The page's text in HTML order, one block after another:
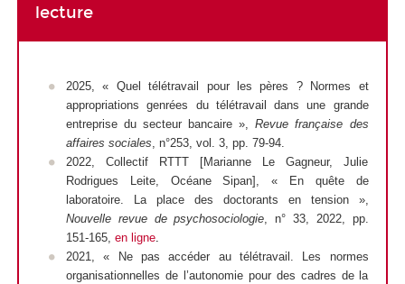
lecture
2025, « Quel télétravail pour les pères ? Normes et
appropriations genrées du télétravail dans une grande
entreprise du secteur bancaire »,Revue française des
affaires sociales, n°253, vol. 3, pp. 79-94.
2022, Collectif RTTT [Marianne Le Gagneur, Julie
Rodrigues Leite, Océane Sipan], « En quête de
laboratoire. La place des doctorants en tension »,
Nouvelle revue de psychosociologie, n° 33, 2022, pp.
151-165, en ligne.
2021, « Ne pas accéder au télétravail. Les normes
organisationnelles de l’autonomie pour des cadres de la